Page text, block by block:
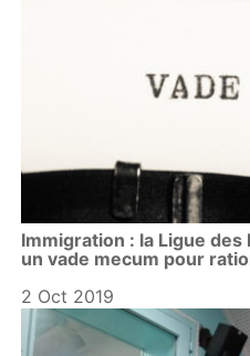
Immigration : la Ligue
un vade mecum pour
2 Oct 2019